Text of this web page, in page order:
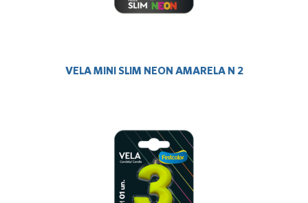
VELA MINI SLIM NEON AMARELA N 2